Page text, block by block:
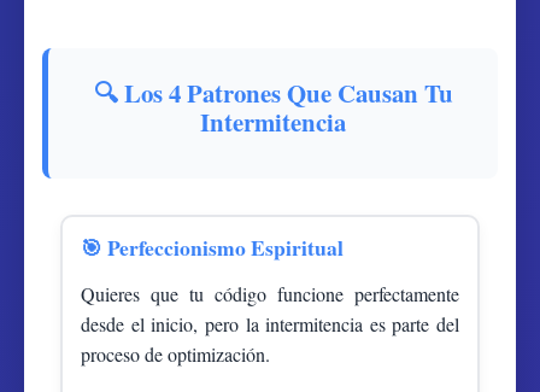
🔍 Los 4 Patrones Que Causan Tu
Intermitencia
🎯 Perfeccionismo Espiritual
Quieres que tu código funcione perfectamente
desde el inicio, pero la intermitencia es parte del
proceso de optimización.